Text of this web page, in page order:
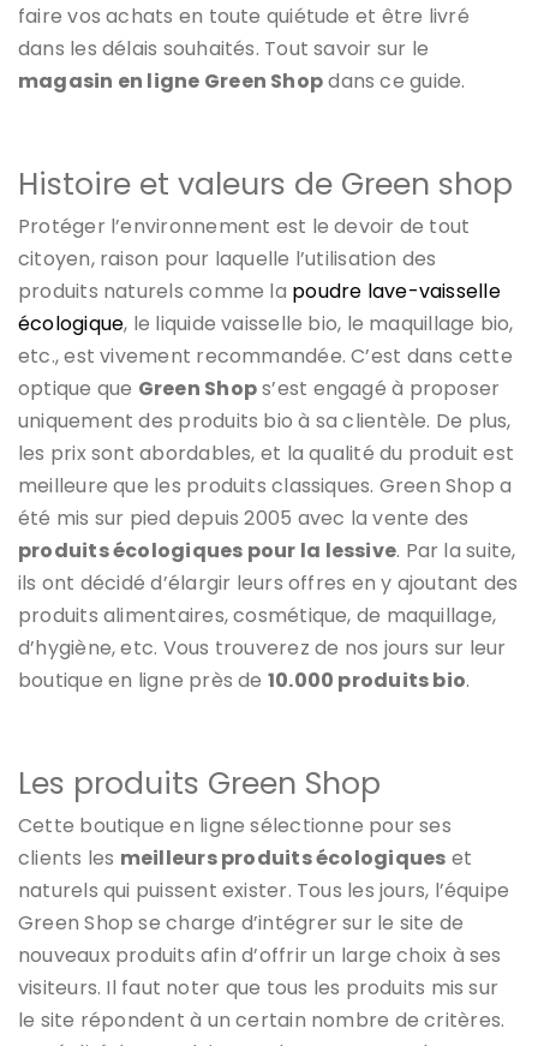
faire vos achats en toute quiétude et être livré
dans les délais souhaités. Tout savoir sur le
magasin en ligne Green Shopdans ce guide.
Histoire et valeurs de Green shop
Protéger l’environnement est le devoir de tout
citoyen, raison pour laquelle l’utilisation des
produits naturels comme la poudre lave-vaisselle
écologique, le liquide vaisselle bio, le maquillage bio,
etc., est vivement recommandée. C’est dans cette
optique que Green Shops’est engagé à proposer
uniquement des produits bio à sa clientèle. De plus,
les prix sont abordables, et la qualité du produit est
meilleure que les produits classiques. Green Shop a
été mis sur pied depuis 2005 avec la vente des
produits écologiques pour la lessive. Par la suite,
ils ont décidé d’élargir leurs offres en y ajoutant des
produits alimentaires, cosmétique, de maquillage,
d’hygiène, etc. Vous trouverez de nos jours sur leur
boutique en ligne près de 10.000 produits bio.
Les produits Green Shop
Cette boutique en ligne sélectionne pour ses
clients les meilleurs produits écologiques et
naturels qui puissent exister. Tous les jours, l’équipe
Green Shop se charge d’intégrer sur le site de
nouveaux produits afin d’offrir un large choix à ses
visiteurs. Il faut noter que tous les produits mis sur
le site répondent à un certain nombre de critères.